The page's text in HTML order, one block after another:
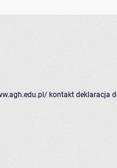
kontakt deklaracja